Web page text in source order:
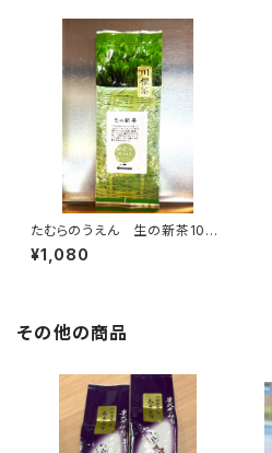
たむらのうえん 生の新茶100
ｇ
¥1,080
その他の商品